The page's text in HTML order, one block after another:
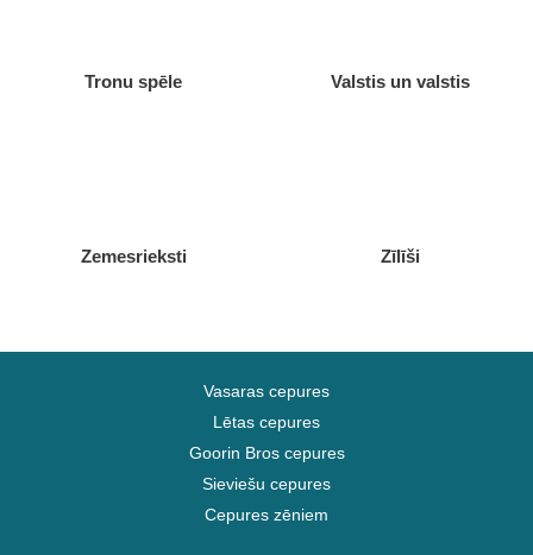
Tronu spēle Valstis un valstis
Zemesrieksti Zīlīši
Vasaras cepures
Lētas cepures
Goorin Bros cepures
Sieviešu cepures
Cepures zēniem